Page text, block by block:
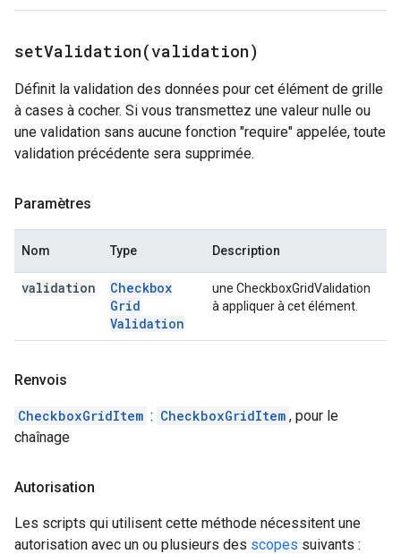
setValidation(validation)
Définit la validation des données pour cet élément de grille
à cases à cocher. Si vous transmettez une valeur nulle ou
une validation sans aucune fonction "require" appelée, toute
validation précédente sera supprimée.
Paramètres
Nom Type Description
validation
Checkbox
Grid
Validation
une CheckboxGridValidation
à appliquer à cet élément.
Renvois
CheckboxGridItem : CheckboxGridItem , pour le
chaînage
Autorisation
Les scripts qui utilisent cette méthode nécessitent une
autorisation avec un ou plusieurs des scopes suivants :